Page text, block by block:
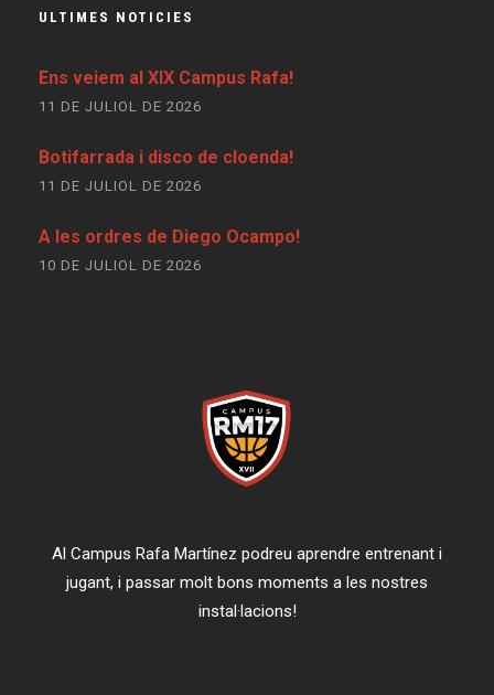
ULTIMES NOTICIES
Ens veiem al XIX Campus Rafa!
11 DE JULIOL DE 2026
Botifarrada i disco de cloenda!
11 DE JULIOL DE 2026
A les ordres de Diego Ocampo!
10 DE JULIOL DE 2026
Al Campus Rafa Martínez podreu aprendre entrenant i
jugant, i passar molt bons moments a les nostres
instal·lacions!